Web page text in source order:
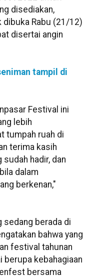
disediakan,
Rabu (21/12)
disertai angin
tampil di
Festival ini
lebih
tumpah ruah di
terima kasih
hadir, dan
dalam
berkenan,"
sedang berada di
bahwa yang
festival tahunan
kebahagiaan
bersama